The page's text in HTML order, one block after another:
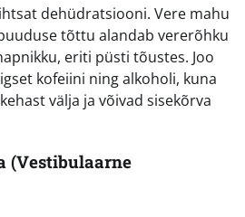
dehüdratsiooni. Vere mahu
tõttu alandab vererõhku
eriti püsti tõustes. Joo
kofeiini ning alkoholi, kuna
välja ja võivad sisekõrva
(Vestibulaarne